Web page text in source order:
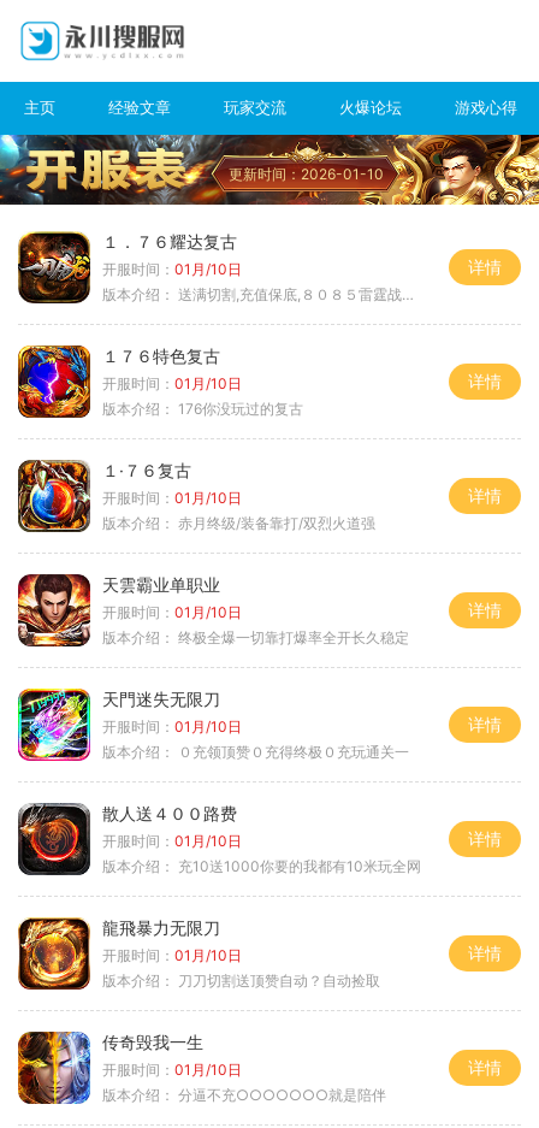
主页 经验文章 玩家交流 火爆论坛 游戏心得
更新时间：2026-01-10
１．７６耀达复古
开服时间： 01月/10日
版本介绍： 送满切割,充值保底,８０８５雷霆战神微变
详情
１７６特色复古
开服时间： 01月/10日
版本介绍： 176你没玩过的复古
详情
１·７６复古
开服时间： 01月/10日
版本介绍： 赤月终级/装备靠打/双烈火道强
详情
天雲霸业单职业
开服时间： 01月/10日
版本介绍： 终极全爆一切靠打爆率全开长久稳定
详情
天門迷失无限刀
开服时间： 01月/10日
版本介绍：
０充领顶赞０充得终极０充玩通关一
详情
散人送４００路费
开服时间： 01月/10日
版本介绍： 充10送1000你要的我都有10米玩全网
详情
龍飛暴力无限刀
开服时间： 01月/10日
版本介绍： 刀刀切割送顶赞自动？自动捡取
详情
传奇毁我一生
开服时间： 01月/10日
版本介绍： 分逼不充○○○○○○○就是陪伴
详情